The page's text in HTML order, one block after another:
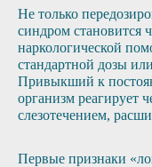
Не только
синдром становится
наркологической
стандартной дозы
Привыкший к
организм реагирует
слезотечением,
Первые признаки